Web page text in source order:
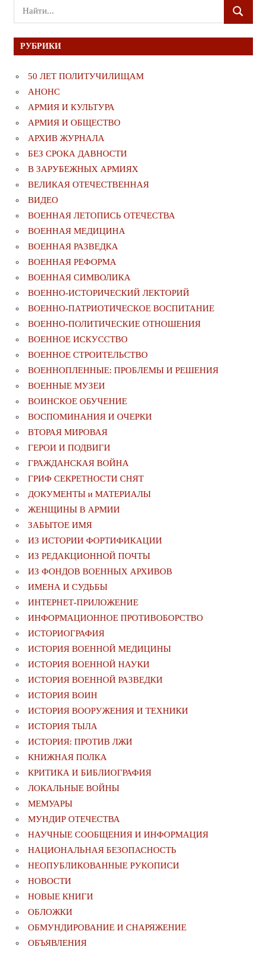
Поиск
для:
ПОИСК
РУБРИКИ
50 ЛЕТ ПОЛИТУЧИЛИЩАМ
АНОНС
АРМИЯ И КУЛЬТУРА
АРМИЯ И ОБЩЕСТВО
АРХИВ ЖУРНАЛА
БЕЗ СРОКА ДАВНОСТИ
В ЗАРУБЕЖНЫХ АРМИЯХ
ВЕЛИКАЯ ОТЕЧЕСТВЕННАЯ
ВИДЕО
ВОЕННАЯ ЛЕТОПИСЬ ОТЕЧЕСТВА
ВОЕННАЯ МЕДИЦИНА
ВОЕННАЯ РАЗВЕДКА
ВОЕННАЯ РЕФОРМА
ВОЕННАЯ СИМВОЛИКА
ВОЕННО-ИСТОРИЧЕСКИЙ ЛЕКТОРИЙ
ВОЕННО-ПАТРИОТИЧЕСКОЕ ВОСПИТАНИЕ
ВОЕННО-ПОЛИТИЧЕСКИE ОТНОШЕНИЯ
ВОЕННОЕ ИСКУССТВО
ВОЕННОЕ СТРОИТЕЛЬСТВО
ВОЕННОПЛЕННЫЕ: ПРОБЛЕМЫ И РЕШЕНИЯ
ВОЕННЫЕ МУЗЕИ
ВОИНСКОЕ ОБУЧЕНИЕ
ВОСПОМИНАНИЯ И ОЧЕРКИ
ВТОРАЯ МИРОВАЯ
ГЕРОИ И ПОДВИГИ
ГРАЖДАНСКАЯ ВОЙНА
ГРИФ СЕКРЕТНОСТИ СНЯТ
ДОКУМЕНТЫ и МАТЕРИАЛЫ
ЖЕНЩИНЫ В АРМИИ
ЗАБЫТОЕ ИМЯ
ИЗ ИСТОРИИ ФОРТИФИКАЦИИ
ИЗ РЕДАКЦИОННОЙ ПОЧТЫ
ИЗ ФОНДОВ ВОЕННЫХ АРХИВОВ
ИМЕНА И СУДЬБЫ
ИНТЕРНЕТ-ПРИЛОЖЕНИЕ
ИНФОРМАЦИОННОЕ ПРОТИВОБОРСТВО
ИСТОРИОГРАФИЯ
ИСТОРИЯ ВОЕННОЙ МЕДИЦИНЫ
ИСТОРИЯ ВОЕННОЙ НАУКИ
ИСТОРИЯ ВОЕННОЙ РАЗВЕДКИ
ИСТОРИЯ ВОИН
ИСТОРИЯ ВООРУЖЕНИЯ И ТЕХНИКИ
ИСТОРИЯ ТЫЛА
ИСТОРИЯ: ПРОТИВ ЛЖИ
КНИЖНАЯ ПОЛКА
КРИТИКА И БИБЛИОГРАФИЯ
ЛОКАЛЬНЫЕ ВОЙНЫ
МЕМУАРЫ
МУНДИР ОТЕЧЕСТВА
НАУЧНЫЕ СООБЩЕНИЯ И ИНФОРМАЦИЯ
НАЦИОНАЛЬНАЯ БЕЗОПАСНОСТЬ
НЕОПУБЛИКОВАННЫЕ РУКОПИСИ
НОВОСТИ
НОВЫЕ КНИГИ
ОБЛОЖКИ
ОБМУНДИРОВАНИЕ И СНАРЯЖЕНИЕ
ОБЪЯВЛЕНИЯ